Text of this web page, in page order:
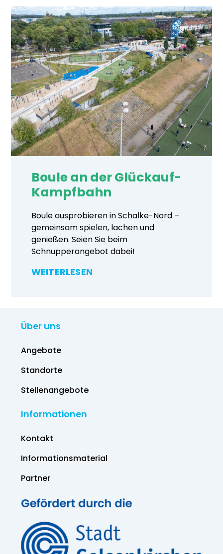
Boule an der Glückauf-
Kampfbahn
Boule ausprobieren in Schalke-Nord –
gemeinsam spielen, lachen und
genießen. Seien Sie beim
Schnupperangebot dabei!
WEITERLESEN
Über uns
Angebote
Standorte
Stellenangebote
Informationen
Kontakt
Informations­material
Partner